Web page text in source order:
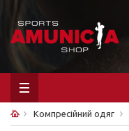
Компресійний одяг